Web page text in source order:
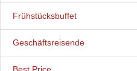
Frühstücksbuffet
Geschäftsreisende